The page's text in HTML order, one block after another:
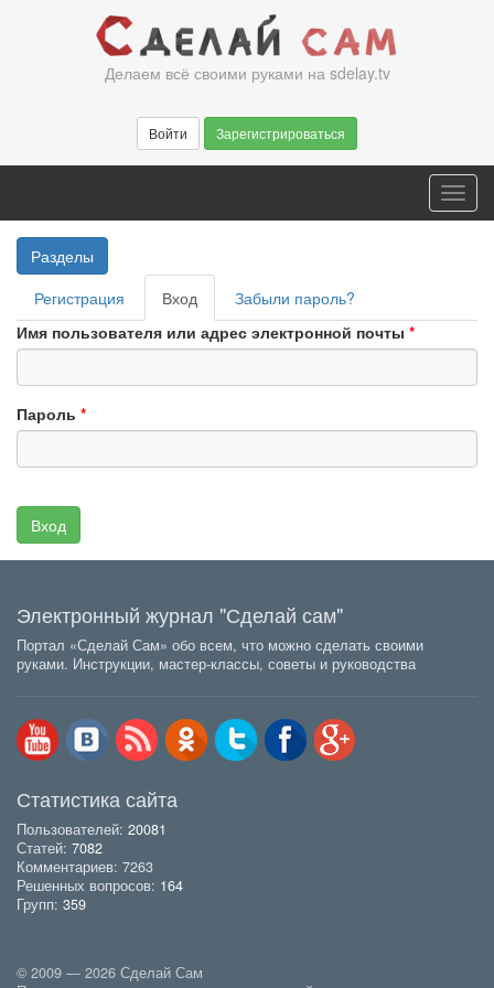
Делаем всё своими руками на sdelay.tv
Войти Зарегистрироваться
Разделы
Главные
вкладки
Регистрация Вход (активная
вкладка)
Забыли пароль?
Имя пользователя или адрес электронной почты *
Пароль *
Вход
Электронный журнал "Сделай сам"
Портал «Сделай Сам» обо всем, что можно сделать своими
руками. Инструкции, мастер-классы, советы и руководства
Статистика сайта
Пользователей: 20081
Статей: 7082
Комментариев: 7263
Решенных вопросов: 164
Групп: 359
© 2009 — 2026 Сделай Сам